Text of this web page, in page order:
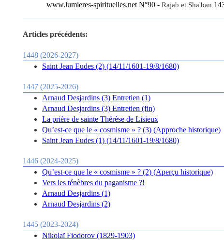
www.lumieres-spirituelles.net N°90 - Rajab et Sha'ban
Articles précédents:
1448 (2026-2027)
Saint Jean Eudes (2) (14/11/1601-19/8/1680)
1447 (2025-2026)
Arnaud Desjardins (3) Entretien (1)
Arnaud Desjardins (3) Entretien (fin)
La prière de sainte Thérèse de Lisieux
Qu’est-ce que le « cosmisme » ? (3) (Approche historique)
Saint Jean Eudes (1) (14/11/1601-19/8/1680)
1446 (2024-2025)
Qu’est-ce que le « cosmisme » ? (2) (Aperçu historique)
Vers les ténèbres du paganisme ?!
Arnaud Desjardins (1)
Arnaud Desjardins (2)
1445 (2023-2024)
Nikolaï Fiodorov (1829-1903)